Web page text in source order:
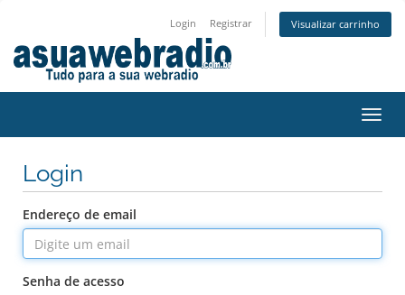
Login Registrar Visualizar carrinho
Login
Endereço de email
Senha de acesso